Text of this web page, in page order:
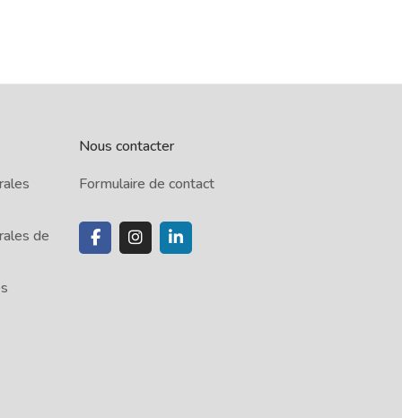
de
Nous contacter
Formulaire de contact